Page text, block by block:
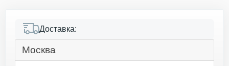
Доставка:
Москва